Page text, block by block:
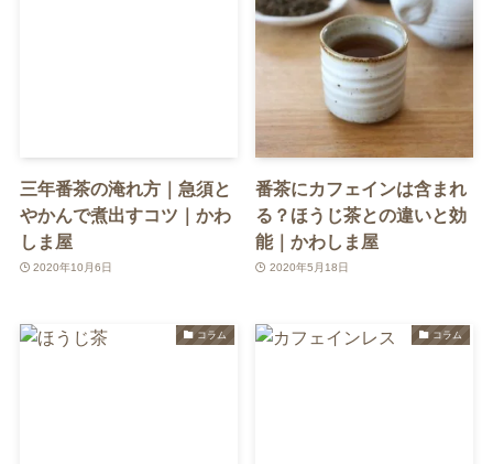
三年番茶の淹れ方｜急須と
やかんで煮出すコツ｜かわ
しま屋
2020年10月6日
番茶にカフェインは含まれ
る？ほうじ茶との違いと効
能｜かわしま屋
2020年5月18日
コラム コラム